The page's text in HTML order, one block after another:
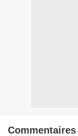
Commentaires